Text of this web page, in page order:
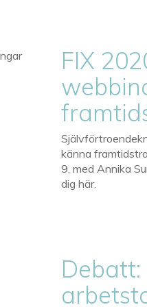
FIX
känna
9, med Annika
dig här.